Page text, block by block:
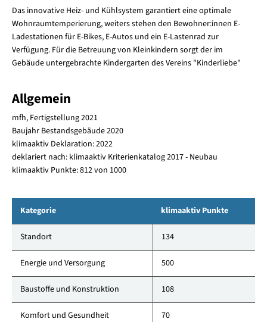
Das innovative Heiz- und Kühlsystem garantiert eine optimale
Wohnraumtemperierung, weiters stehen den Bewohner:innen E-
Ladestationen für E-Bikes, E-Autos und ein E-Lastenrad zur
Verfügung. Für die Betreuung von Kleinkindern sorgt der im
Gebäude untergebrachte Kindergarten des Vereins "Kinderliebe"
Allgemein
mfh, Fertigstellung 2021
Baujahr Bestandsgebäude 2020
klimaaktiv Deklaration: 2022
deklariert nach: klimaaktiv Kriterienkatalog 2017 - Neubau
klimaaktiv Punkte: 812 von 1000
Kategorie klimaaktiv Punkte
Standort 134
Energie und Versorgung 500
Baustoffe und Konstruktion 108
Komfort und Gesundheit 70